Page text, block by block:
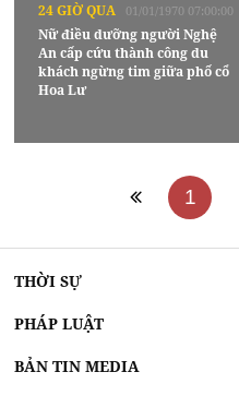
24 GIỜ QUA 01/01/1970 07:00:00
Nữ điều dưỡng người Nghệ
An cấp cứu thành công du
khách ngừng tim giữa phố cổ
Hoa Lư
1
THỜI SỰ
PHÁP LUẬT
BẢN TIN MEDIA